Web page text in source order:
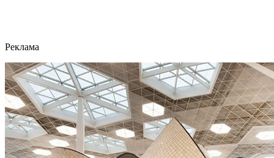
Реклама